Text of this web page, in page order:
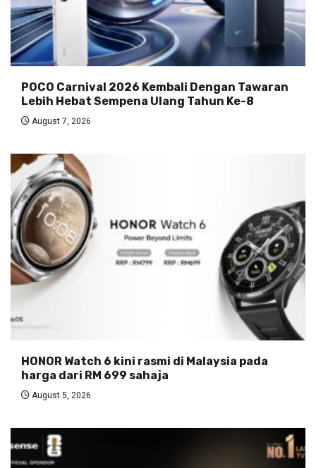
POCO Carnival 2026 Kembali Dengan Tawaran
Lebih Hebat Sempena Ulang Tahun Ke-8
August 7, 2026
HONOR Watch 6 kini rasmi di Malaysia pada
harga dari RM 699 sahaja
August 5, 2026